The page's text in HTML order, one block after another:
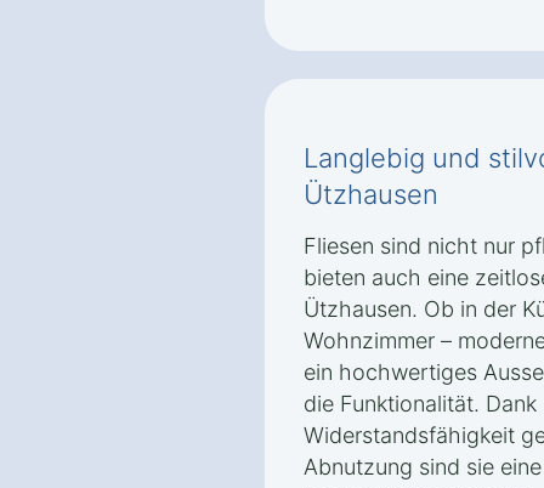
Langlebig und
Ützhausen
Fliesen sind nicht nur
bieten auch eine
Ützhausen. Ob in der
Wohnzimmer –
ein hochwertiges
die Funktionalität.
Widerstandsfähigkeit
Abnutzung sind sie